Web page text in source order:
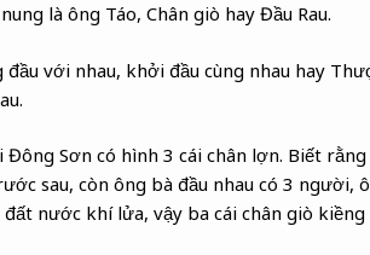
là ông Táo, Chân giò hay Đầu Rau.
đầu với nhau, khởi đầu cùng nhau hay
Sơn có hình 3 cái chân lợn. Biết
sau, còn ông bà đầu nhau có 3 người,
đất nước khí lửa, vậy ba cái chân giò